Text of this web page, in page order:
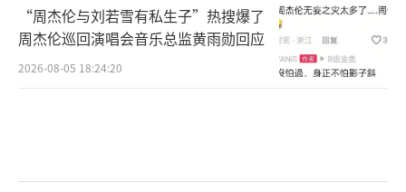
“周杰伦与刘若雪有私生子”热搜爆了
周杰伦巡回演唱会音乐总监黄雨勋回应
2026-08-05 18:24:20